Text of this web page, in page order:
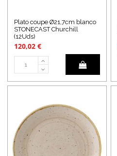
Plato coupe Ø21,7cm blanco
STONECAST Churchill
(12Uds)
120,02 €